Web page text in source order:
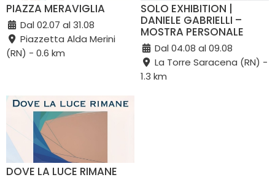
PIAZZA MERAVIGLIA
Dal 02.07 al 31.08
Piazzetta Alda Merini
(RN) - 0.6 km
SOLO EXHIBITION |
DANIELE GABRIELLI –
MOSTRA PERSONALE
Dal 04.08 al 09.08
La Torre Saracena (RN) -
1.3 km
DOVE LA LUCE RIMANE